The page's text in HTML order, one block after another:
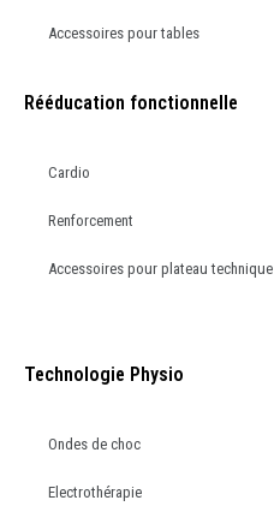
Accessoires pour tables
Rééducation fonctionnelle
Cardio
Renforcement
Accessoires pour plateau technique
Technologie Physio
Ondes de choc
Electrothérapie